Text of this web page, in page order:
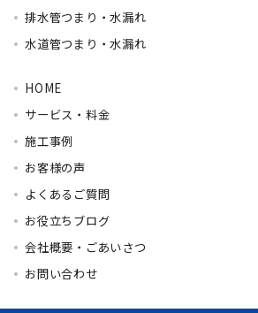
排水管つまり・水漏れ
水道管つまり・水漏れ
HOME
サービス・料金
施工事例
お客様の声
よくあるご質問
お役立ちブログ
会社概要・ごあいさつ
お問い合わせ